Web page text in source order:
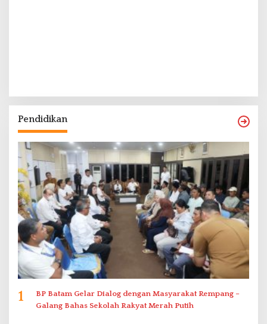
Pendidikan
1
BP Batam Gelar Dialog dengan Masyarakat Rempang –
Galang Bahas Sekolah Rakyat Merah Putih